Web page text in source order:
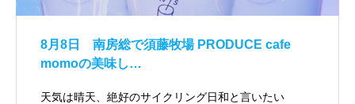
8月8日 南房総で須藤牧場 PRODUCE cafe
momoの美味し…
天気は晴天、絶好のサイクリング日和と言いたい